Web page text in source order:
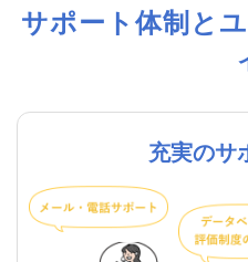
サポート体制と
充実のサ